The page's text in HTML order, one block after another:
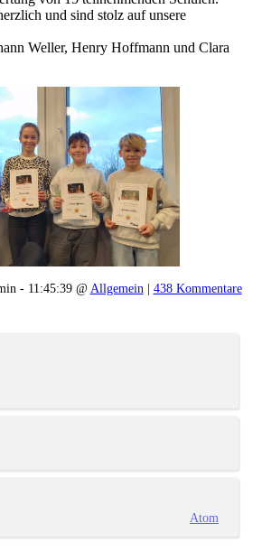
und sind stolz auf unsere
Weller, Henry Hoffmann und Clara
- 11:45:39 @Allgemein| 438 Kommentare
Atom